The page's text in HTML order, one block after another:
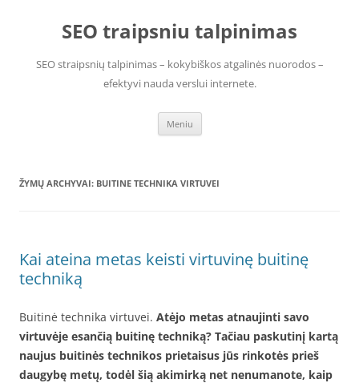
SEO traipsniu talpinimas
SEO straipsnių talpinimas – kokybiškos atgalinės nuorodos –
efektyvi nauda verslui internete.
Meniu
ŽYMŲ ARCHYVAI: BUITINE TECHNIKA VIRTUVEI
Kai ateina metas keisti virtuvinę buitinę
techniką
Buitinė technika virtuvei. Atėjo metas atnaujinti savo
virtuvėje esančią buitinę techniką? Tačiau paskutinį kartą
naujus buitinės technikos prietaisus jūs rinkotės prieš
daugybę metų, todėl šią akimirką net nenumanote, kaip